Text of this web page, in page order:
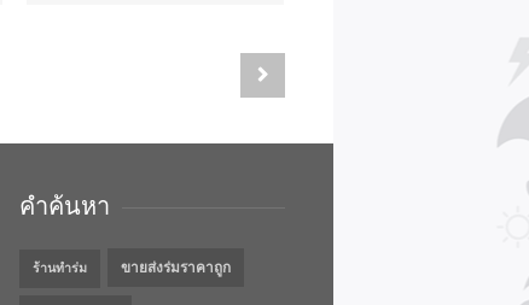
คำค้นหา
ร้านทำร่ม ขายส่งร่มราคาถูก